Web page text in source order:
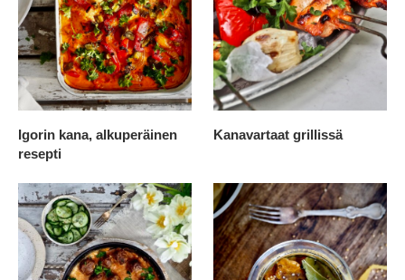
Igorin kana, alkuperäinen
resepti
Kanavartaat grillissä